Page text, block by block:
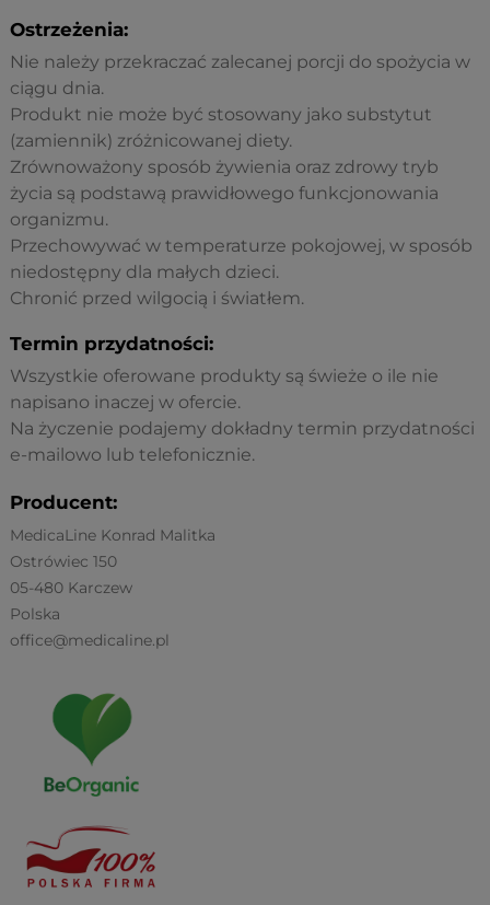
Ostrzeżenia:
Nie należy przekraczać zalecanej porcji do spożycia w
ciągu dnia.
Produkt nie może być stosowany jako substytut
(zamiennik) zróżnicowanej diety.
Zrównoważony sposób żywienia oraz zdrowy tryb
życia są podstawą prawidłowego funkcjonowania
organizmu.
Przechowywać w temperaturze pokojowej, w sposób
niedostępny dla małych dzieci.
Chronić przed wilgocią i światłem.
Termin przydatności:
Wszystkie oferowane produkty są świeże o ile nie
napisano inaczej w ofercie.
Na życzenie podajemy dokładny termin przydatności
e-mailowo lub telefonicznie.
Producent:
MedicaLine Konrad Malitka
Ostrówiec 150
05-480 Karczew
Polska
office@medicaline.pl